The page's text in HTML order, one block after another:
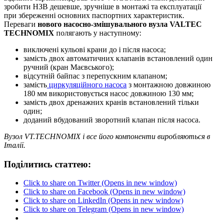
зробити НЗВ дешевше, зручніше в монтажі та експлуатації
при збереженні основних паспортних характеристик.
Переваги нового насосно-змішувального вузла VALTEC
TECHNOMIX полягають у наступному:
виключені кульові крани до і після насоса;
замість двох автоматичних клапанів встановлений один
ручний (кран Маєвського);
відсутній байпас з перепускним клапаном;
замість циркуляційного насоса з монтажною довжиною
180 мм використовується насос довжиною 130 мм;
замість двох дренажних кранів встановлений тільки
один;
доданий вбудований зворотний клапан після насоса.
Вузол VT.TECHNOMIX і все його компоненти виробляються в
Італії.
Поділитись статтею:
Click to share on Twitter (Opens in new window)
Click to share on Facebook (Opens in new window)
Click to share on LinkedIn (Opens in new window)
Click to share on Telegram (Opens in new window)